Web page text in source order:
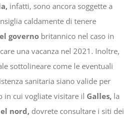
infatti, sono ancora soggette a
caldamente di tenere
governo britannico nel caso in
una vacanza nel 2021. Inoltre,
sottolineare come le eventuali
sanitaria siano valide per
in cui vogliate visitare il Galles, la
nord, dovrete consultare i siti dei